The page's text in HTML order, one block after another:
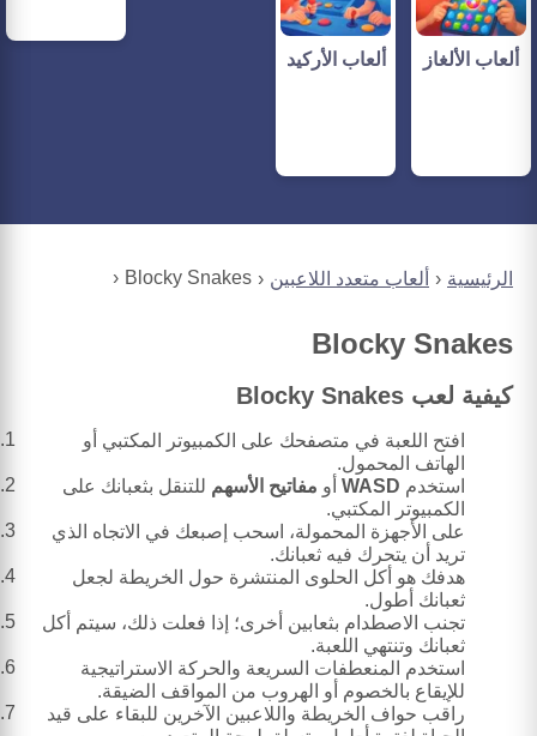
الرئيسية ألعاب متعدد اللاعبين Blocky Snakes
Blocky Snakes
كيفية لعب Blocky Snakes
افتح اللعبة في متصفحك على الكمبيوتر المكتبي أو
الهاتف المحمول.
استخدم WASD أو مفاتيح الأسهم للتنقل بثعبانك على
الكمبيوتر المكتبي.
على الأجهزة المحمولة، اسحب إصبعك في الاتجاه الذي
تريد أن يتحرك فيه ثعبانك.
هدفك هو أكل الحلوى المنتشرة حول الخريطة لجعل
ثعبانك أطول.
تجنب الاصطدام بثعابين أخرى؛ إذا فعلت ذلك، سيتم أكل
ثعبانك وتنتهي اللعبة.
استخدم المنعطفات السريعة والحركة الاستراتيجية
للإيقاع بالخصوم أو الهروب من المواقف الضيقة.
راقب حواف الخريطة واللاعبين الآخرين للبقاء على قيد
ألعاب الألغاز ألعاب الأركيد